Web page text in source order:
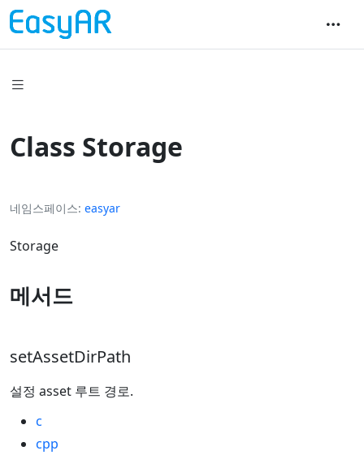
Class Storage
네임스페이스 easyar
Storage
메서드
setAssetDirPath
설정 asset 루트 경로.
c
cpp